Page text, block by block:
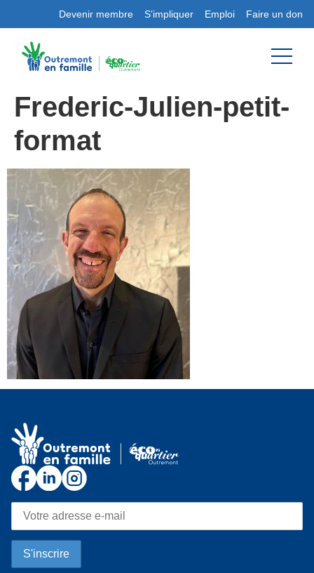
Devenir membre S’impliquer Emploi Faire un don
Frederic-Julien-petit-
format